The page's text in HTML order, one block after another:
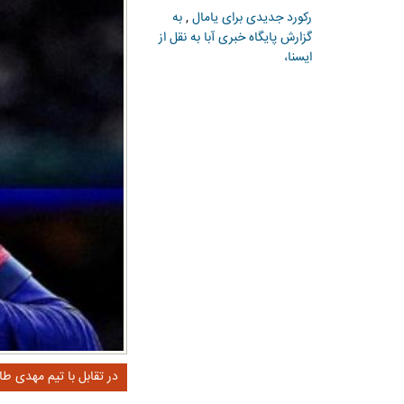
رکورد جدیدی برای یامال,به
گزارش پایگاه خبری آبا به نقل از
ایسنا،
در تقابل با تیم مهدی